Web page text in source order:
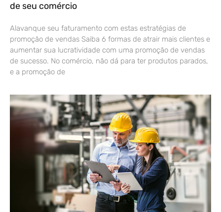
de seu comércio
Alavanque seu faturamento com estas estratégias de
promoção de vendas Saiba 6 formas de atrair mais clientes e
aumentar sua lucratividade com uma promoção de vendas
de sucesso. No comércio, não dá para ter produtos parados,
e a promoção de